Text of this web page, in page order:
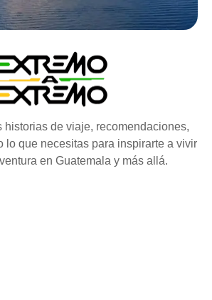
historias de viaje, recomendaciones,
lo que necesitas para inspirarte a vivir
en Guatemala y más allá.